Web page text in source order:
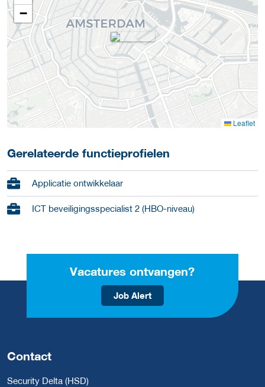
−
Leaflet
Gerelateerde functieprofielen
Applicatie ontwikkelaar
ICT beveiligingsspecialist 2 (HBO-niveau)
Vacatures ontvangen?
Job Alert
Contact
Security Delta (HSD)